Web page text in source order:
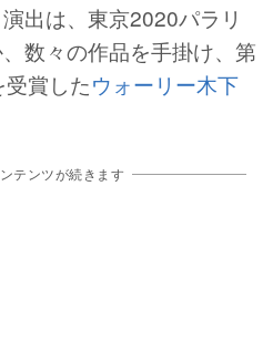
出は、東京2020パラリ
数々の作品を手掛け、第
賞したウォーリー木下
テンツが続きます